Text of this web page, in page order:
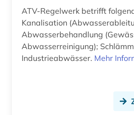
hydrochemie (1)
hydrogeologie (2)
hydrologie (5)
ATV-Regelwerk betrifft
Kanalisation
Abwasserbehandlung
Abwasserreinigung);
Industrieabwässer. Mehr